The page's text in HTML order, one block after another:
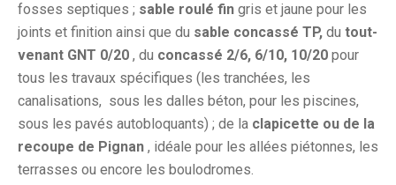
fosses septiques ; sable roulé fin gris et jaune pour les
joints et finition ainsi que du sable concassé TP, du tout-
venant GNT 0/20 , du concassé 2/6, 6/10, 10/20 pour
tous les travaux spécifiques (les tranchées, les
canalisations, sous les dalles béton, pour les piscines,
sous les pavés autobloquants) ; de la clapicette ou de la
recoupe de Pignan , idéale pour les allées piétonnes, les
terrasses ou encore les boulodromes.